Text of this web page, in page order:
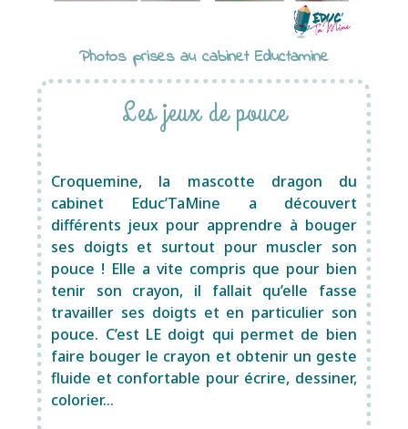
Photos prises au cabinet Eductamine
Les jeux de pouce
Croquemine, la mascotte dragon du
cabinet Educ’TaMine a découvert
différents jeux pour apprendre à bouger
ses doigts et surtout pour muscler son
pouce ! Elle a vite compris que pour bien
tenir son crayon, il fallait qu’elle fasse
travailler ses doigts et en particulier son
pouce. C’est LE doigt qui permet de bien
faire bouger le crayon et obtenir un geste
fluide et confortable pour écrire, dessiner,
colorier…